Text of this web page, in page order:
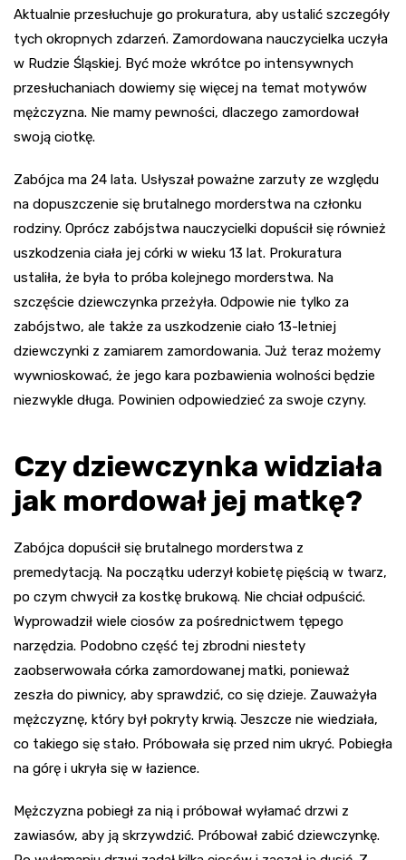
Aktualnie przesłuchuje go prokuratura, aby ustalić szczegóły
tych okropnych zdarzeń. Zamordowana nauczycielka uczyła
w Rudzie Śląskiej. Być może wkrótce po intensywnych
przesłuchaniach dowiemy się więcej na temat motywów
mężczyzna. Nie mamy pewności, dlaczego zamordował
swoją ciotkę.
Zabójca ma 24 lata. Usłyszał poważne zarzuty ze względu
na dopuszczenie się brutalnego morderstwa na członku
rodziny. Oprócz zabójstwa nauczycielki dopuścił się również
uszkodzenia ciała jej córki w wieku 13 lat. Prokuratura
ustaliła, że była to próba kolejnego morderstwa. Na
szczęście dziewczynka przeżyła. Odpowie nie tylko za
zabójstwo, ale także za uszkodzenie ciało 13-letniej
dziewczynki z zamiarem zamordowania. Już teraz możemy
wywnioskować, że jego kara pozbawienia wolności będzie
niezwykle długa. Powinien odpowiedzieć za swoje czyny.
Czy dziewczynka widziała
jak mordował jej matkę?
Zabójca dopuścił się brutalnego morderstwa z
premedytacją. Na początku uderzył kobietę pięścią w twarz,
po czym chwycił za kostkę brukową. Nie chciał odpuścić.
Wyprowadził wiele ciosów za pośrednictwem tępego
narzędzia. Podobno część tej zbrodni niestety
zaobserwowała córka zamordowanej matki, ponieważ
zeszła do piwnicy, aby sprawdzić, co się dzieje. Zauważyła
mężczyznę, który był pokryty krwią. Jeszcze nie wiedziała,
co takiego się stało. Próbowała się przed nim ukryć. Pobiegła
na górę i ukryła się w łazience.
Mężczyzna pobiegł za nią i próbował wyłamać drzwi z
zawiasów, aby ją skrzywdzić. Próbował zabić dziewczynkę.